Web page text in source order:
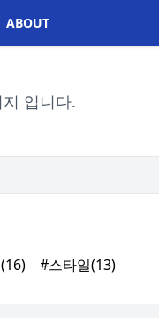
ABOUT
입니다.
(16) #스타일(13)